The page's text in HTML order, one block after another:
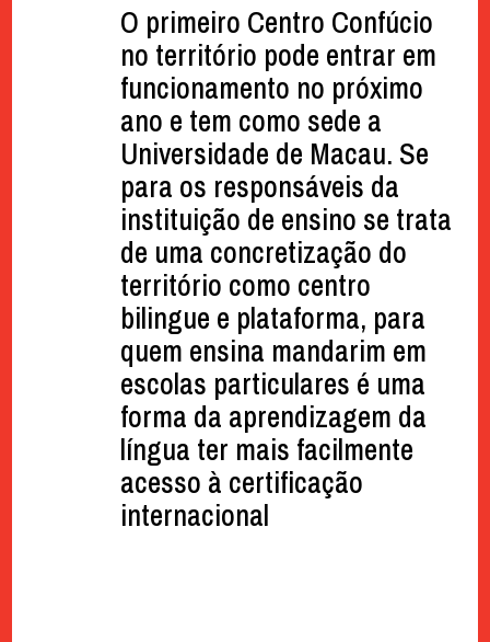
O primeiro Centro Confúcio
no território pode entrar em
funcionamento no próximo
ano e tem como sede a
Universidade de Macau. Se
para os responsáveis da
instituição de ensino se trata
de uma concretização do
território como centro
bilingue e plataforma, para
quem ensina mandarim em
escolas particulares é uma
forma da aprendizagem da
língua ter mais facilmente
acesso à certificação
internacional